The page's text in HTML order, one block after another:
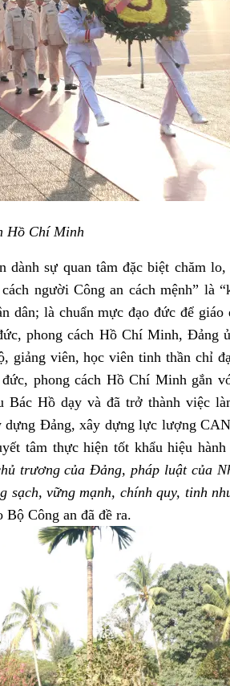
Hồ Chí Minh
sự quan tâm đặc biệt chăm
người Công an cách mệnh” là
dân; là chuẩn mực đạo đức để giáo
phong cách Hồ Chí Minh, Đảng
giảng viên, học viên tinh thần chỉ
phong cách Hồ Chí Minh gắn
Bác Hồ dạy và đã trở thành việc
dựng Đảng, xây dựng lực lượng
tâm thực hiện tốt khẩu hiệu hành
trương của Đảng, pháp luật của
sạch, vững mạnh, chính quy, tinh
Công an đã đề ra.